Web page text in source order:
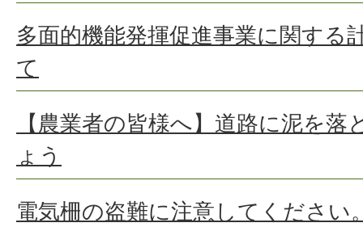
多面的機能発揮促進事業に関する
て
【農業者の皆様へ】道路に泥を
ょう
電気柵の盗難に注意してください